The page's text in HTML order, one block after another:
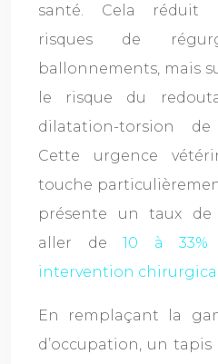
santé. Cela réduit
risques de
ballonnements, mais
le risque du
dilatation-torsion de
Cette urgence
touche
présente un taux
aller de10 à 33%
intervention
En remplaçant la
d’occupation, un